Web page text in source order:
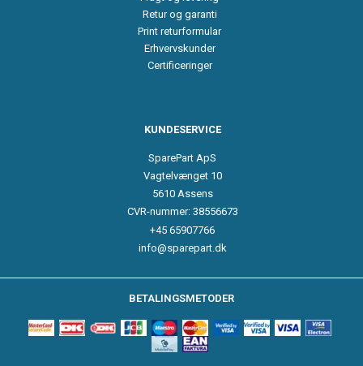
Retur og garanti
Print returformular
Erhvervskunder
Certificeringer
KUNDESERVICE
SparePart ApS
Vagtelvænget 10
5610 Assens
CVR-nummer: 38556673
+45 65907766
info@sparepart.dk
BETALINGSMETODER